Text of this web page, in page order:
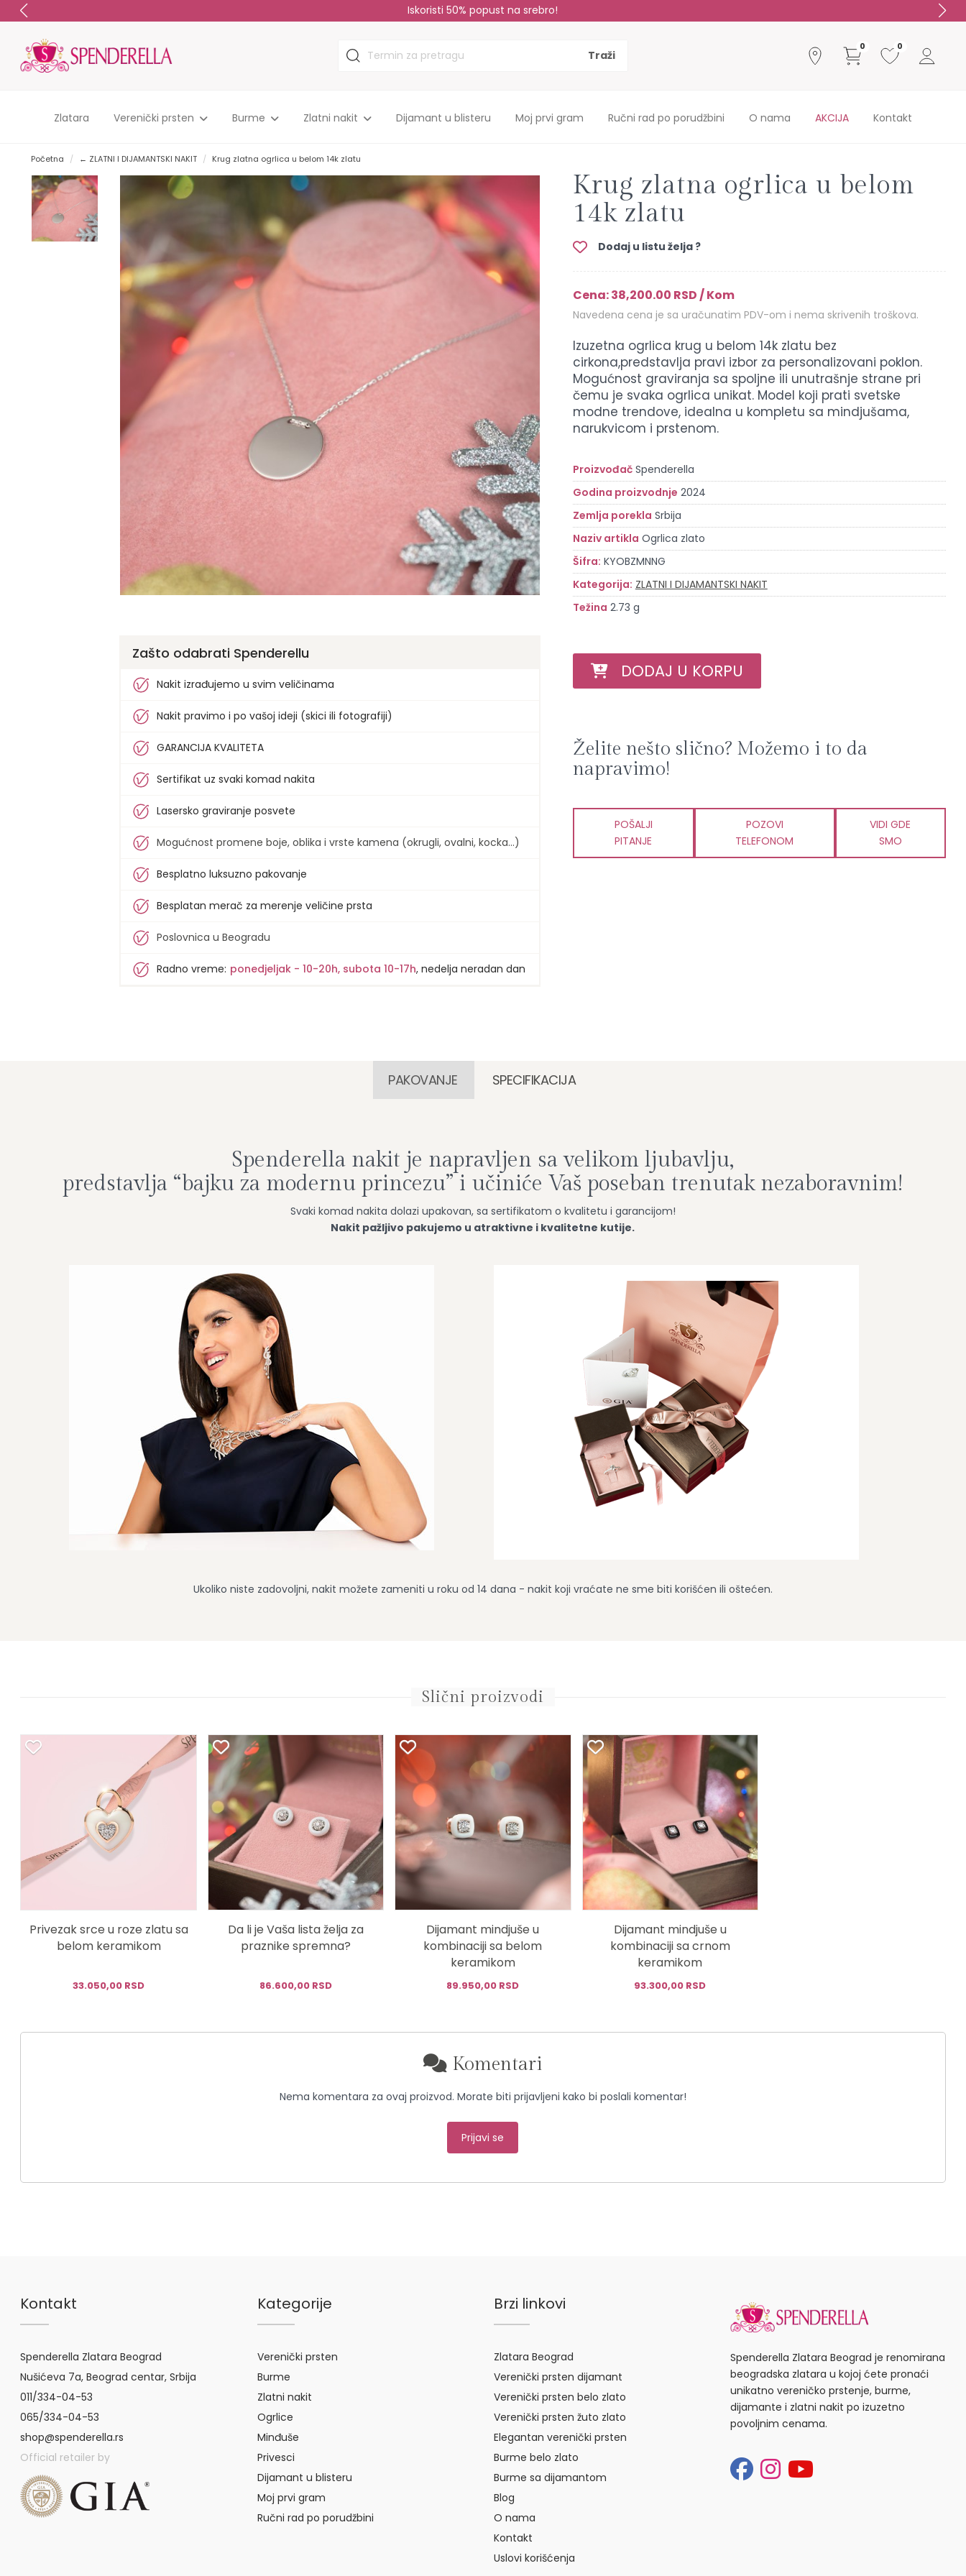
Sopstvena proizvodnja, do 35% niže cene!
0 0
Zlatara Verenički prsten Burme Zlatni nakit Dijamant u blisteru Moj prvi gram Ručni rad po porudžbini O nama AKCIJA Kontakt
Početna ← ZLATNI I DIJAMANTSKI NAKIT Krug zlatna ogrlica u belom 14k zlatu
Zašto odabrati Spenderellu
Nakit izrađujemo u svim veličinama
Nakit pravimo i po vašoj ideji (skici ili fotografiji)
GARANCIJA KVALITETA
Sertifikat uz svaki komad nakita
Lasersko graviranje posvete
Mogućnost promene boje, oblika i vrste kamena (okrugli, ovalni, kocka...)
Besplatno luksuzno pakovanje
Besplatan merač za merenje veličine prsta
Poslovnica u Beogradu
Radno vreme: ponedjeljak - 10-20h, subota 10-17h, nedelja neradan dan
Krug zlatna ogrlica u belom
14k zlatu
Dodaj u listu želja ?
Cena: 38,200.00 RSD / Kom
Navedena cena je sa uračunatim PDV-om i nema skrivenih troškova.
Izuzetna ogrlica krug u belom 14k zlatu bez
cirkona,predstavlja pravi izbor za personalizovani poklon.
Mogućnost graviranja sa spoljne ili unutrašnje strane pri
čemu je svaka ogrlica unikat. Model koji prati svetske
modne trendove, idealna u kompletu sa mindjušama,
narukvicom i prstenom.
Proizvođač Spenderella
Godina proizvodnje 2024
Zemlja porekla Srbija
Naziv artikla Ogrlica zlato
Šifra: KYOBZMNNG
Kategorija: ZLATNI I DIJAMANTSKI NAKIT
Težina 2.73 g
DODAJ U KORPU
Želite nešto slično? Možemo i to da
napravimo!
POŠALJI
PITANJE
POZOVI
TELEFONOM
VIDI GDE
SMO
PAKOVANJE SPECIFIKACIJA
Spenderella nakit je napravljen sa velikom ljubavlju,
predstavlja “bajku za modernu princezu” i učiniće Vaš poseban trenutak nezaboravnim!
Svaki komad nakita dolazi upakovan, sa sertifikatom o kvalitetu i garancijom!
Nakit pažljivo pakujemo u atraktivne i kvalitetne kutije.
Ukoliko niste zadovoljni, nakit možete zameniti u roku od 14 dana - nakit koji vraćate ne sme biti korišćen ili oštećen.
Slični proizvodi
Privezak srce u roze zlatu sa
belom keramikom
33.050,00 RSD
Da li je Vaša lista želja za
praznike spremna?
86.600,00 RSD
Dijamant mindjuše u
kombinaciji sa belom
keramikom
89.950,00 RSD
Dijamant mindjuše u
kombinaciji sa crnom
keramikom
93.300,00 RSD
Komentari
Nema komentara za ovaj proizvod. Morate biti prijavljeni kako bi poslali komentar!
Prijavi se
Kontakt
Spenderella Zlatara Beograd
Nušićeva 7a, Beograd centar, Srbija
011/334-04-53
065/334-04-53
shop@spenderella.rs
Official retailer by
Kategorije
Verenički prsten
Burme
Zlatni nakit
Ogrlice
Minđuše
Privesci
Dijamant u blisteru
Moj prvi gram
Ručni rad po porudžbini
Brzi linkovi
Zlatara Beograd
Verenički prsten dijamant
Verenički prsten belo zlato
Verenički prsten žuto zlato
Elegantan verenički prsten
Burme belo zlato
Burme sa dijamantom
Blog
O nama
Kontakt
Uslovi korišćenja
Spenderella Zlatara Beograd je renomirana
beogradska zlatara u kojoj ćete pronaći
unikatno vereničko prstenje, burme,
dijamante i zlatni nakit po izuzetno
povoljnim cenama.